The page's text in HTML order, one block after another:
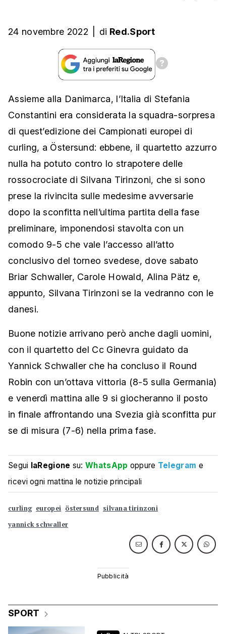
24 novembre 2022 di Red.Sport
Assieme alla Danimarca, l’Italia di Stefania
Constantini era considerata la squadra-sorpresa
di quest’edizione dei Campionati europei di
curling, a Östersund: ebbene, il quartetto azzurro
nulla ha potuto contro lo strapotere delle
rossocrociate di Silvana Tirinzoni, che si sono
prese la rivincita sulle medesime avversarie
dopo la sconfitta nell’ultima partita della fase
preliminare, imponendosi stavolta con un
comodo 9-5 che vale l’accesso all’atto
conclusivo del torneo svedese, dove sabato
Briar Schwaller, Carole Howald, Alina Pätz e,
appunto, Silvana Tirinzoni se la vedranno con le
danesi.
Buone notizie arrivano però anche dagli uomini,
con il quartetto del Cc Ginevra guidato da
Yannick Schwaller che ha concluso il Round
Robin con un’ottava vittoria (8-5 sulla Germania)
e venerdì mattina alle 9 si giocheranno il posto
in finale affrontando una Svezia già sconfitta pur
se di misura (7-6) nella prima fase.
Segui laRegione su:WhatsApp oppure Telegram e
ricevi ogni mattina le notizie principali
curling europei östersund silvana tirinzoni
yannick schwaller
SPORT